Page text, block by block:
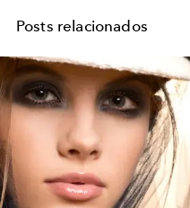
Posts relacionados